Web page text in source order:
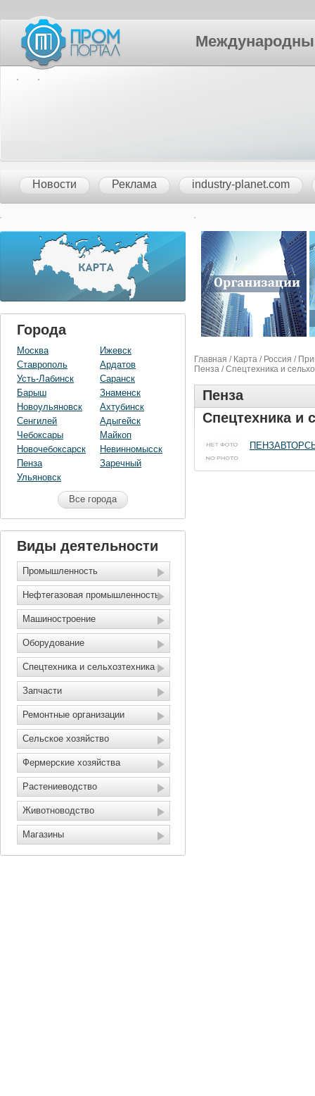
Международный
Новости Реклама industry-planet.com
Города
Москва
Ставрополь
Усть-Лабинск
Барыш
Новоульяновск
Сенгилей
Чебоксары
Новочебоксарск
Пенза
Ульяновск
Ижевск
Ардатов
Саранск
Знаменск
Ахтубинск
Адыгейск
Майкоп
Невинномысск
Заречный
Все города
Виды деятельности
Промышленность
Нефтегазовая промышленность
Машиностроение
Оборудование
Спецтехника и сельхозтехника
Запчасти
Ремонтные организации
Сельское хозяйство
Фермерские хозяйства
Растениеводство
Животноводство
Магазины
Главная / Карта / Россия /
Пенза / Спецтехника и
Пенза
Спецтехника и